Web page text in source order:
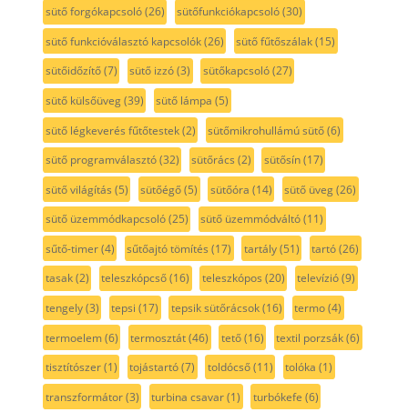
sütő forgókapcsoló(26) sütőfunkciókapcsoló(30)
sütő funkcióválasztó kapcsolók(26) sütő fűtőszálak(15)
sütőidőzítő(7) sütő izzó(3) sütőkapcsoló(27)
sütő külsőüveg(39) sütő lámpa (5)
sütő légkeverés fűtőtestek(2) sütőmikrohullámú sütő(6)
sütő programválasztó(32) sütőrács (2) sütősín(17)
sütő világítás (5) sütőégő(5) sütőóra (14) sütő üveg(26)
sütő üzemmódkapcsoló(25) sütő üzemmódváltó(11)
sűtő-timer(4) sűtőajtó tömítés (17) tartály(51) tartó(26)
tasak(2) teleszkópcső(16) teleszkópos (20) televízió(9)
tengely(3) tepsi (17) tepsik sütőrácsok(16) termo(4)
termoelem(6) termosztát(46) tető(16) textil porzsák(6)
tisztítószer(1) tojástartó(7) toldócső(11) tolóka (1)
transzformátor(3) turbina csavar(1) turbókefe (6)